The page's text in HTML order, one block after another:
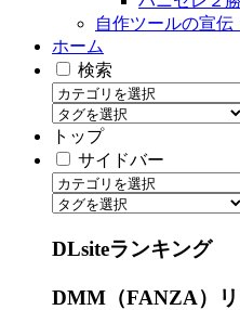
自作ツールの宣伝
ホーム
検索
トップ
サイドバー
DLsiteランキング
DMM（FANZA）リ